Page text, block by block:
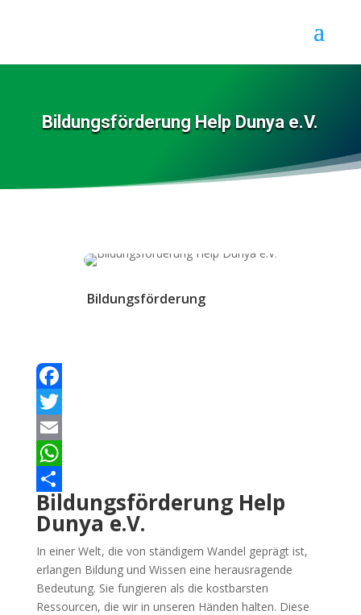
Bildungsförderung Help Dunya e.V.
Bildungsförderung
Facebook
Twitter
Email
WhatsApp
Teilen
Bildungsförderung Help
Dunya e.V.
In einer Welt, die von ständigem Wandel geprägt ist,
erlangen Bildung und Wissen eine herausragende
Bedeutung. Sie fungieren als die kostbarsten
Ressourcen, die wir in unseren Händen halten. Diese